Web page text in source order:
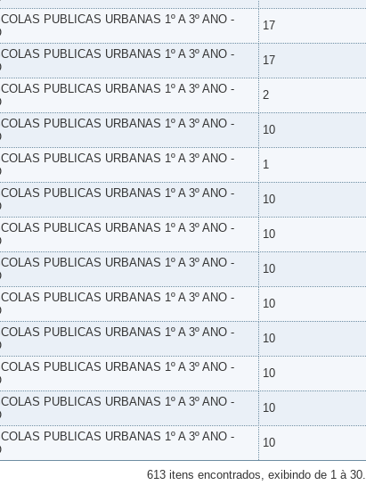
PUBLICAS URBANAS 1º A 3º ANO -
17
PUBLICAS URBANAS 1º A 3º ANO -
17
PUBLICAS URBANAS 1º A 3º ANO -
2
PUBLICAS URBANAS 1º A 3º ANO -
10
PUBLICAS URBANAS 1º A 3º ANO -
1
PUBLICAS URBANAS 1º A 3º ANO -
10
PUBLICAS URBANAS 1º A 3º ANO -
10
PUBLICAS URBANAS 1º A 3º ANO -
10
PUBLICAS URBANAS 1º A 3º ANO -
10
PUBLICAS URBANAS 1º A 3º ANO -
10
PUBLICAS URBANAS 1º A 3º ANO -
10
PUBLICAS URBANAS 1º A 3º ANO -
10
PUBLICAS URBANAS 1º A 3º ANO -
10
613 itens encontrados, exibindo de 1 à 30.